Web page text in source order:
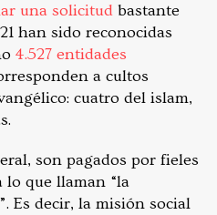
una solicitud bastante
han sido reconocidas
4.527 entidades
a cultos
cuatro del islam,
son pagados por fieles
que llaman “la
Es decir, la misión social